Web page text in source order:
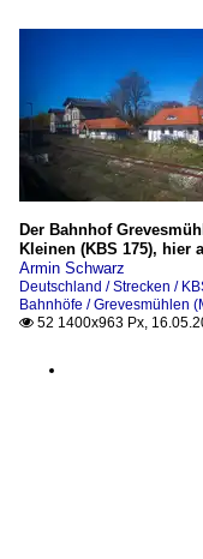
Der Bahnhof
Kleinen (KBS 175), hier
Armin Schwarz
Deutschland / Strecken /
Bahnhöfe / Grevesmühlen
 52 1400x963 Px,